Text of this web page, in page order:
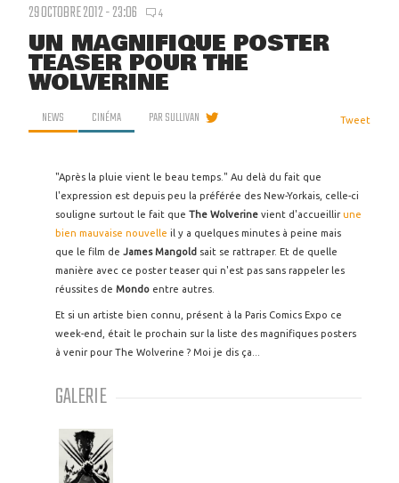
29 OCTOBRE 2012 - 23:06 4
UN MAGNIFIQUE POSTER
TEASER POUR THE
WOLVERINE
NEWS CINÉMA PARSULLIVAN Tweet
"Après la pluie vient le beau temps." Au delà du fait que
l'expression est depuis peu la préférée des New-Yorkais, celle-ci
souligne surtout le fait que The Wolverine vient d'accueillirune
bien mauvaise nouvelle il y a quelques minutes à peine mais
que le film de James Mangold sait se rattraper. Et de quelle
manière avec ce poster teaser qui n'est pas sans rappeler les
réussites de Mondo entre autres.
Et si un artiste bien connu, présent à la Paris Comics Expo ce
week-end, était le prochain sur la liste des magnifiques posters
à venir pour The Wolverine ? Moi je dis ça...
GALERIE